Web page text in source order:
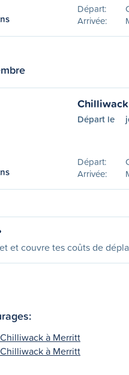
Départ:
Arrivée:
Départ le
Départ:
Arrivée:
et couvre tes coûts de
à Merritt
à Merritt